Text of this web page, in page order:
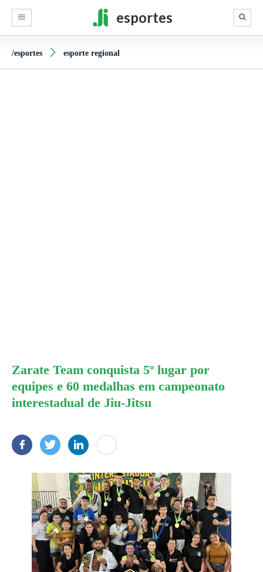
esportes
/esportes esporte regional
Zarate Team conquista 5º lugar por
equipes e 60 medalhas em campeonato
interestadual de Jiu-Jitsu